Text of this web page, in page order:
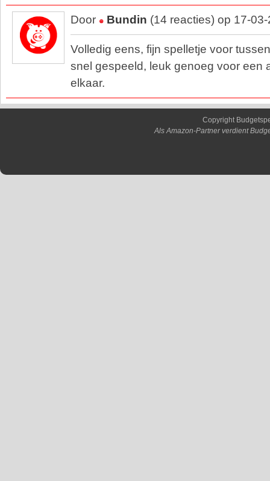
Door Bundin (14 reacties) op 17-
Volledig eens, fijn spelletje voor
snel gespeeld, leuk genoeg voor een
elkaar.
Copyright
Als Amazon-Partner verdient